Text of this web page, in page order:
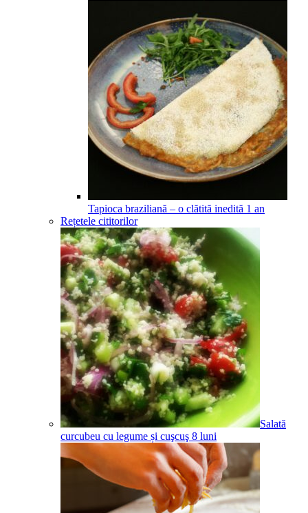
Tapioca braziliană – o clătită inedită 1 an
Rețetele cititorilor
Salată
curcubeu cu legume și cuşcuş 8 luni